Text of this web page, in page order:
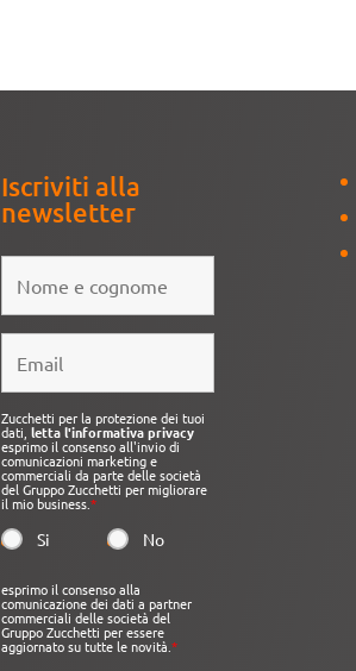
Iscriviti alla
newsletter
Zucchetti per la protezione dei tuoi
dati, letta l'informativa privacy
esprimo il consenso all'invio di
comunicazioni marketing e
commerciali da parte delle società
del Gruppo Zucchetti per migliorare
il mio business.*
Si No
esprimo il consenso alla
comunicazione dei dati a partner
commerciali delle società del
Gruppo Zucchetti per essere
aggiornato su tutte le novità. *